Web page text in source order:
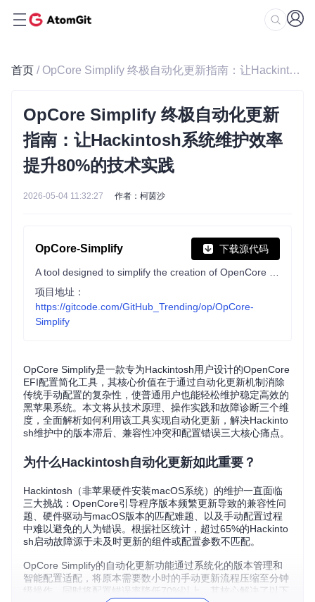
首页 / OpCore Simplify 终极自动化更新指南：让Hackintosh系统维护效率提升80%的技术实践
OpCore Simplify 终极自动化更新
指南：让Hackintosh系统维护效率
提升80%的技术实践
2026-05-04 11:32:27 作者：柯茵沙
OpCore-Simplify 下载源代码
项目地址：
https://gitcode.com/GitHub_Trending/op/OpCore-
Simplify
OpCore Simplify是一款专为Hackintosh用户设计的OpenCore
EFI配置简化工具，其核心价值在于通过自动化更新机制消除
传统手动配置的复杂性，使普通用户也能轻松维护稳定高效的
黑苹果系统。本文将从技术原理、操作实践和故障诊断三个维
度，全面解析如何利用该工具实现自动化更新，解决Hackinto
sh维护中的版本滞后、兼容性冲突和配置错误三大核心痛点。
为什么Hackintosh自动化更新如此重要？
Hackintosh（非苹果硬件安装macOS系统）的维护一直面临
三大挑战：OpenCore引导程序版本频繁更新导致的兼容性问
题、硬件驱动与macOS版本的匹配难题、以及手动配置过程
中难以避免的人为错误。根据社区统计，超过65%的Hackinto
sh启动故障源于未及时更新的组件或配置参数不匹配。
OpCore Simplify的自动化更新功能通过系统化的版本管理和
智能配置适配，将原本需要数小时的手动更新流程压缩至分钟
级操作，同时将配置错误率降低70%以上。其核心解决了以下